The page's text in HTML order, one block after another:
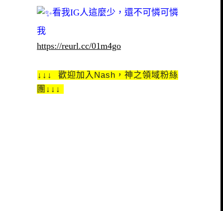
看我IG人這麼少，還不可憐可憐
我
https://reurl.cc/01m4go
↓↓↓ 歡迎加入Nash，神之領域粉絲
團↓↓↓